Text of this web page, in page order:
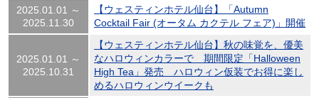
2025.01.01 ～
2025.11.30
【ウェスティンホテル仙台】「Autumn
Cocktail Fair (オータム カクテル フェア)」開催
2025.01.01 ～
2025.10.31
【ウェスティンホテル仙台】秋の味覚を、優美
なハロウィンカラーで 期間限定「Halloween
High Tea」発売 ハロウィン仮装でお得に楽し
めるハロウィンウイークも